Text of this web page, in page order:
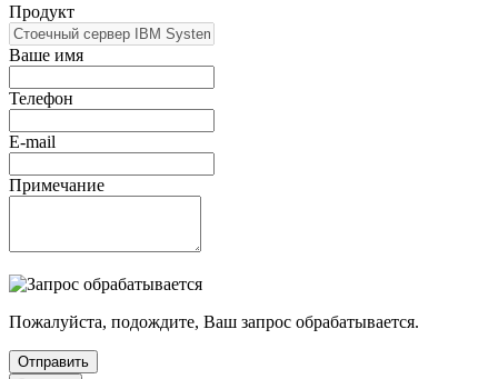
Продукт
Ваше имя
Телефон
E-mail
Примечание
Пожалуйста, подождите, Ваш запрос обрабатывается.
Отправить